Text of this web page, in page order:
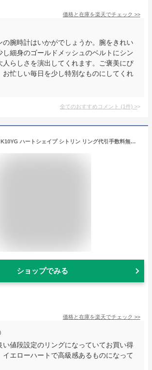
価格と在庫を楽天でチェック >>
の腕時計はいかがでしょうか。腕をきれい
し細身のゴールドメッシュのベルトにシン
人らしさを演出してくれます。ご褒美にぴ
お忙しい毎日を少し特別なものにしてくれ
全てのおすすめコメント (1件) >
【送料無料】K10YG ハートシェイプ シトリン リング代引手数料無料 品質保証書 指輪 重ねづけ 人気 一粒石 シトリンリング 黄色 イエロー イエローゴールド ハート Heart ハートリング Ring 可愛い レディース ジュエリー ギフト 誕生日 女性 ご褒美 オシャレ K10
ショップでみる
価格と在庫を楽天でチェック >>
い値段設定のリングになっていてお買い得
イエローハートで高級感あるものになって